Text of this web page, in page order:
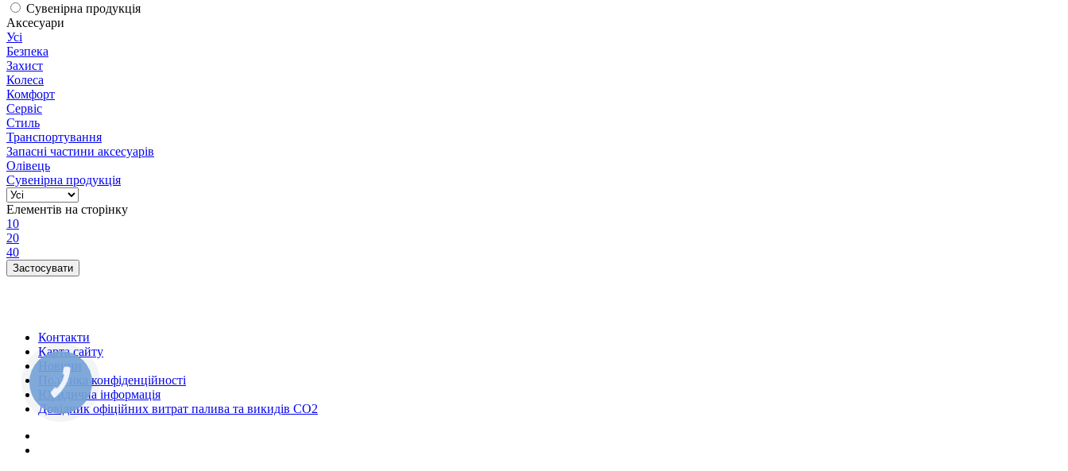
Сувенірна продукція
Аксесуари
Усі
Безпека
Захист
Колеса
Комфорт
Сервіс
Стиль
Транспортування
Запасні частини аксесуарів
Олівець
Сувенірна продукція
Елементів на сторінку
10
20
40
Контакти
Карта сайту
Новини
Політика конфіденційності
Юридична інформація
Довідник офіційних витрат палива та викидів СО2
КНОПКА
ЗВ'ЯЗКУ